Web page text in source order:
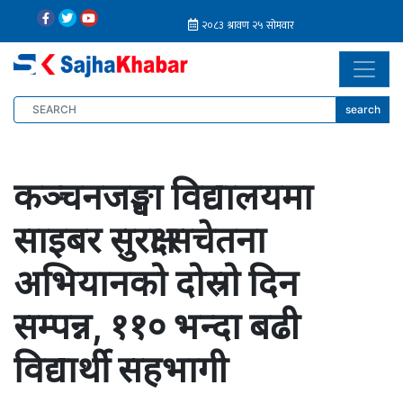
search
कञ्चनजङ्घा विद्यालयमा
साइबर सुरक्षा सचेतना
अभियानको दोस्रो दिन
सम्पन्न, ११० भन्दा बढी
विद्यार्थी सहभागी